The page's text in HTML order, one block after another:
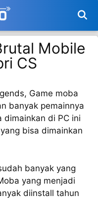
Mobile
CS
Game moba
banyak pemainnya
dimainkan di PC ini
bisa dimainkan
banyak yang
yang menjadi
diinstall tahun